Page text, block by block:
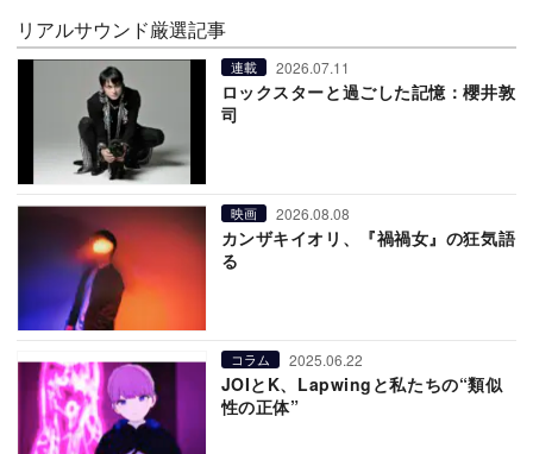
リアルサウンド厳選記事
連載 2026.07.11
ロックスターと過ごした記憶：櫻井敦
司
映画 2026.08.08
カンザキイオリ、『禍禍女』の狂気語
る
コラム 2025.06.22
JOIとK、Lapwingと私たちの“類似
性の正体”